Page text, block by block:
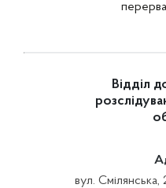
Відділ
вул.